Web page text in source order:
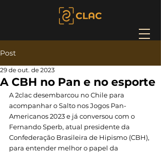
Post
A CBH no Pan e no esporte
29 de out. de 2023
A 2clac desembarcou no Chile para
acompanhar o Salto nos Jogos Pan-
Americanos 2023 e já conversou com o
Fernando Sperb, atual presidente da
Confederação Brasileira de Hipismo (CBH),
para entender melhor o papel da